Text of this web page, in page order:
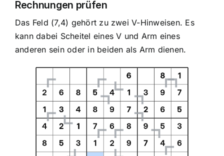
Rechnungen prüfen
Das Feld (7,4) gehört zu zwei V-Hinweisen. Es
kann dabei Scheitel eines V und Arm eines
anderen sein oder in beiden als Arm dienen.